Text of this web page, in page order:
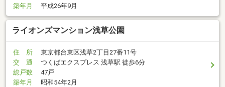
築年月
平成26年9月
ライオンズマンション浅草公園
住 所
東京都台東区浅草2丁目27番11号
交 通
つくばエクスプレス 浅草駅 徒歩6分
総戸数
47戸
築年月
昭和54年2月